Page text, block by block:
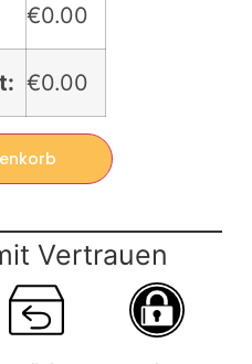
€0.00
€0.00
Vertrauen